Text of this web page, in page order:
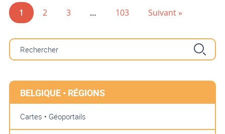
1 2 3 … 103 Suivant »
BELGIQUE • RÉGIONS
Cartes • Géoportails